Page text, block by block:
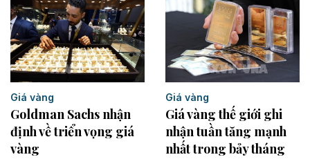
Giá vàng
Goldman Sachs nhận
định về triển vọng giá
vàng
Giá vàng
Giá vàng thế giới ghi
nhận tuần tăng mạnh
nhất trong bảy tháng